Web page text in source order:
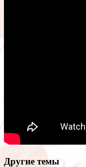
Другие темы